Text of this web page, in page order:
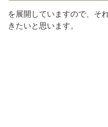
を展開していますので、そ
きたいと思います。